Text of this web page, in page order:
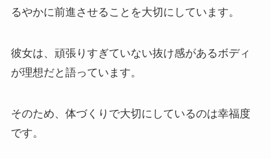
るやかに前進させることを大切にしています。
彼女は、頑張りすぎていない抜け感があるボディ
が理想だと語っています。
そのため、体づくりで大切にしているのは幸福度
です。